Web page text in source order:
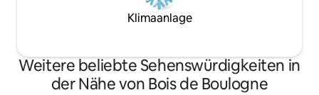
Klimaanlage
Weitere beliebte Sehenswürdigkeiten in
der Nähe von Bois de Boulogne